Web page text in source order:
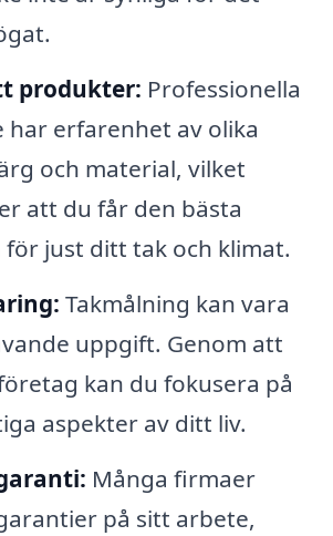
produkter: Professionella
har erfarenhet av olika
och material, vilket
att du får den bästa
för just ditt tak och klimat.
Takmålning kan vara
uppgift. Genom att
kan du fokusera på
aspekter av ditt liv.
Många firmaer
på sitt arbete,